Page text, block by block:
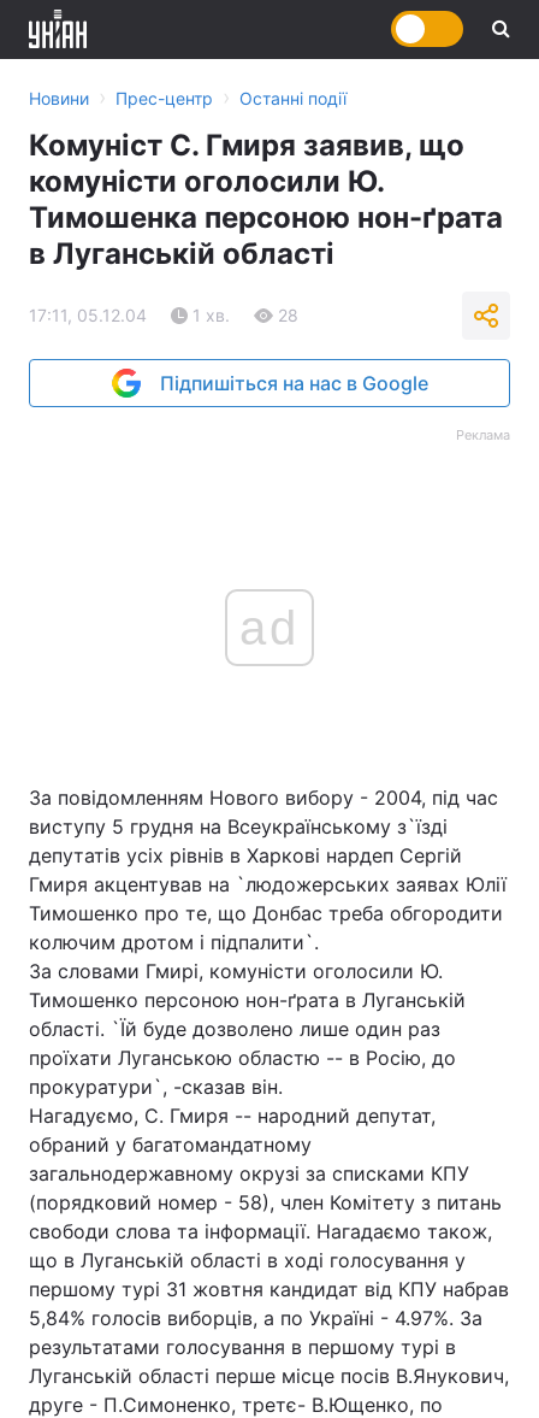
Головна Війна
Україна Політика
Економіка Світ
Спорт Наука
Техно і зв'язок Лайт
Новини › Прес-центр › Останні події
Комуніст С. Гмиря заявив, що
комуністи оголосили Ю.
Тимошенка персоною нон-ґрата
в Луганській області
17:11, 05.12.04 1 хв. 28
Підпишіться на нас в Google
Реклама
ad
За повідомленням Нового вибору - 2004, під час
виступу 5 грудня на Всеукраїнському з`їзді
депутатів усіх рівнів в Харкові нардеп Сергій
Гмиря акцентував на `людожерських заявах Юлії
Тимошенко про те, що Донбас треба обгородити
колючим дротом і підпалити`.
За словами Гмирі, комуністи оголосили Ю.
Тимошенко персоною нон-ґрата в Луганській
області. `Їй буде дозволено лише один раз
проїхати Луганською областю -- в Росію, до
прокуратури`, -сказав він.
Нагадуємо, С. Гмиря -- народний депутат,
обраний у багатомандатному
загальнодержавному окрузі за списками КПУ
(порядковий номер - 58), член Комітету з питань
свободи слова та інформації. Нагадаємо також,
що в Луганській області в ході голосування у
першому турі 31 жовтня кандидат від КПУ набрав
5,84% голосів виборців, а по Україні - 4.97%. За
результатами голосування в першому турі в
Луганській області перше місце посів В.Янукович,
друге - П.Симоненко, третє- В.Ющенко, по